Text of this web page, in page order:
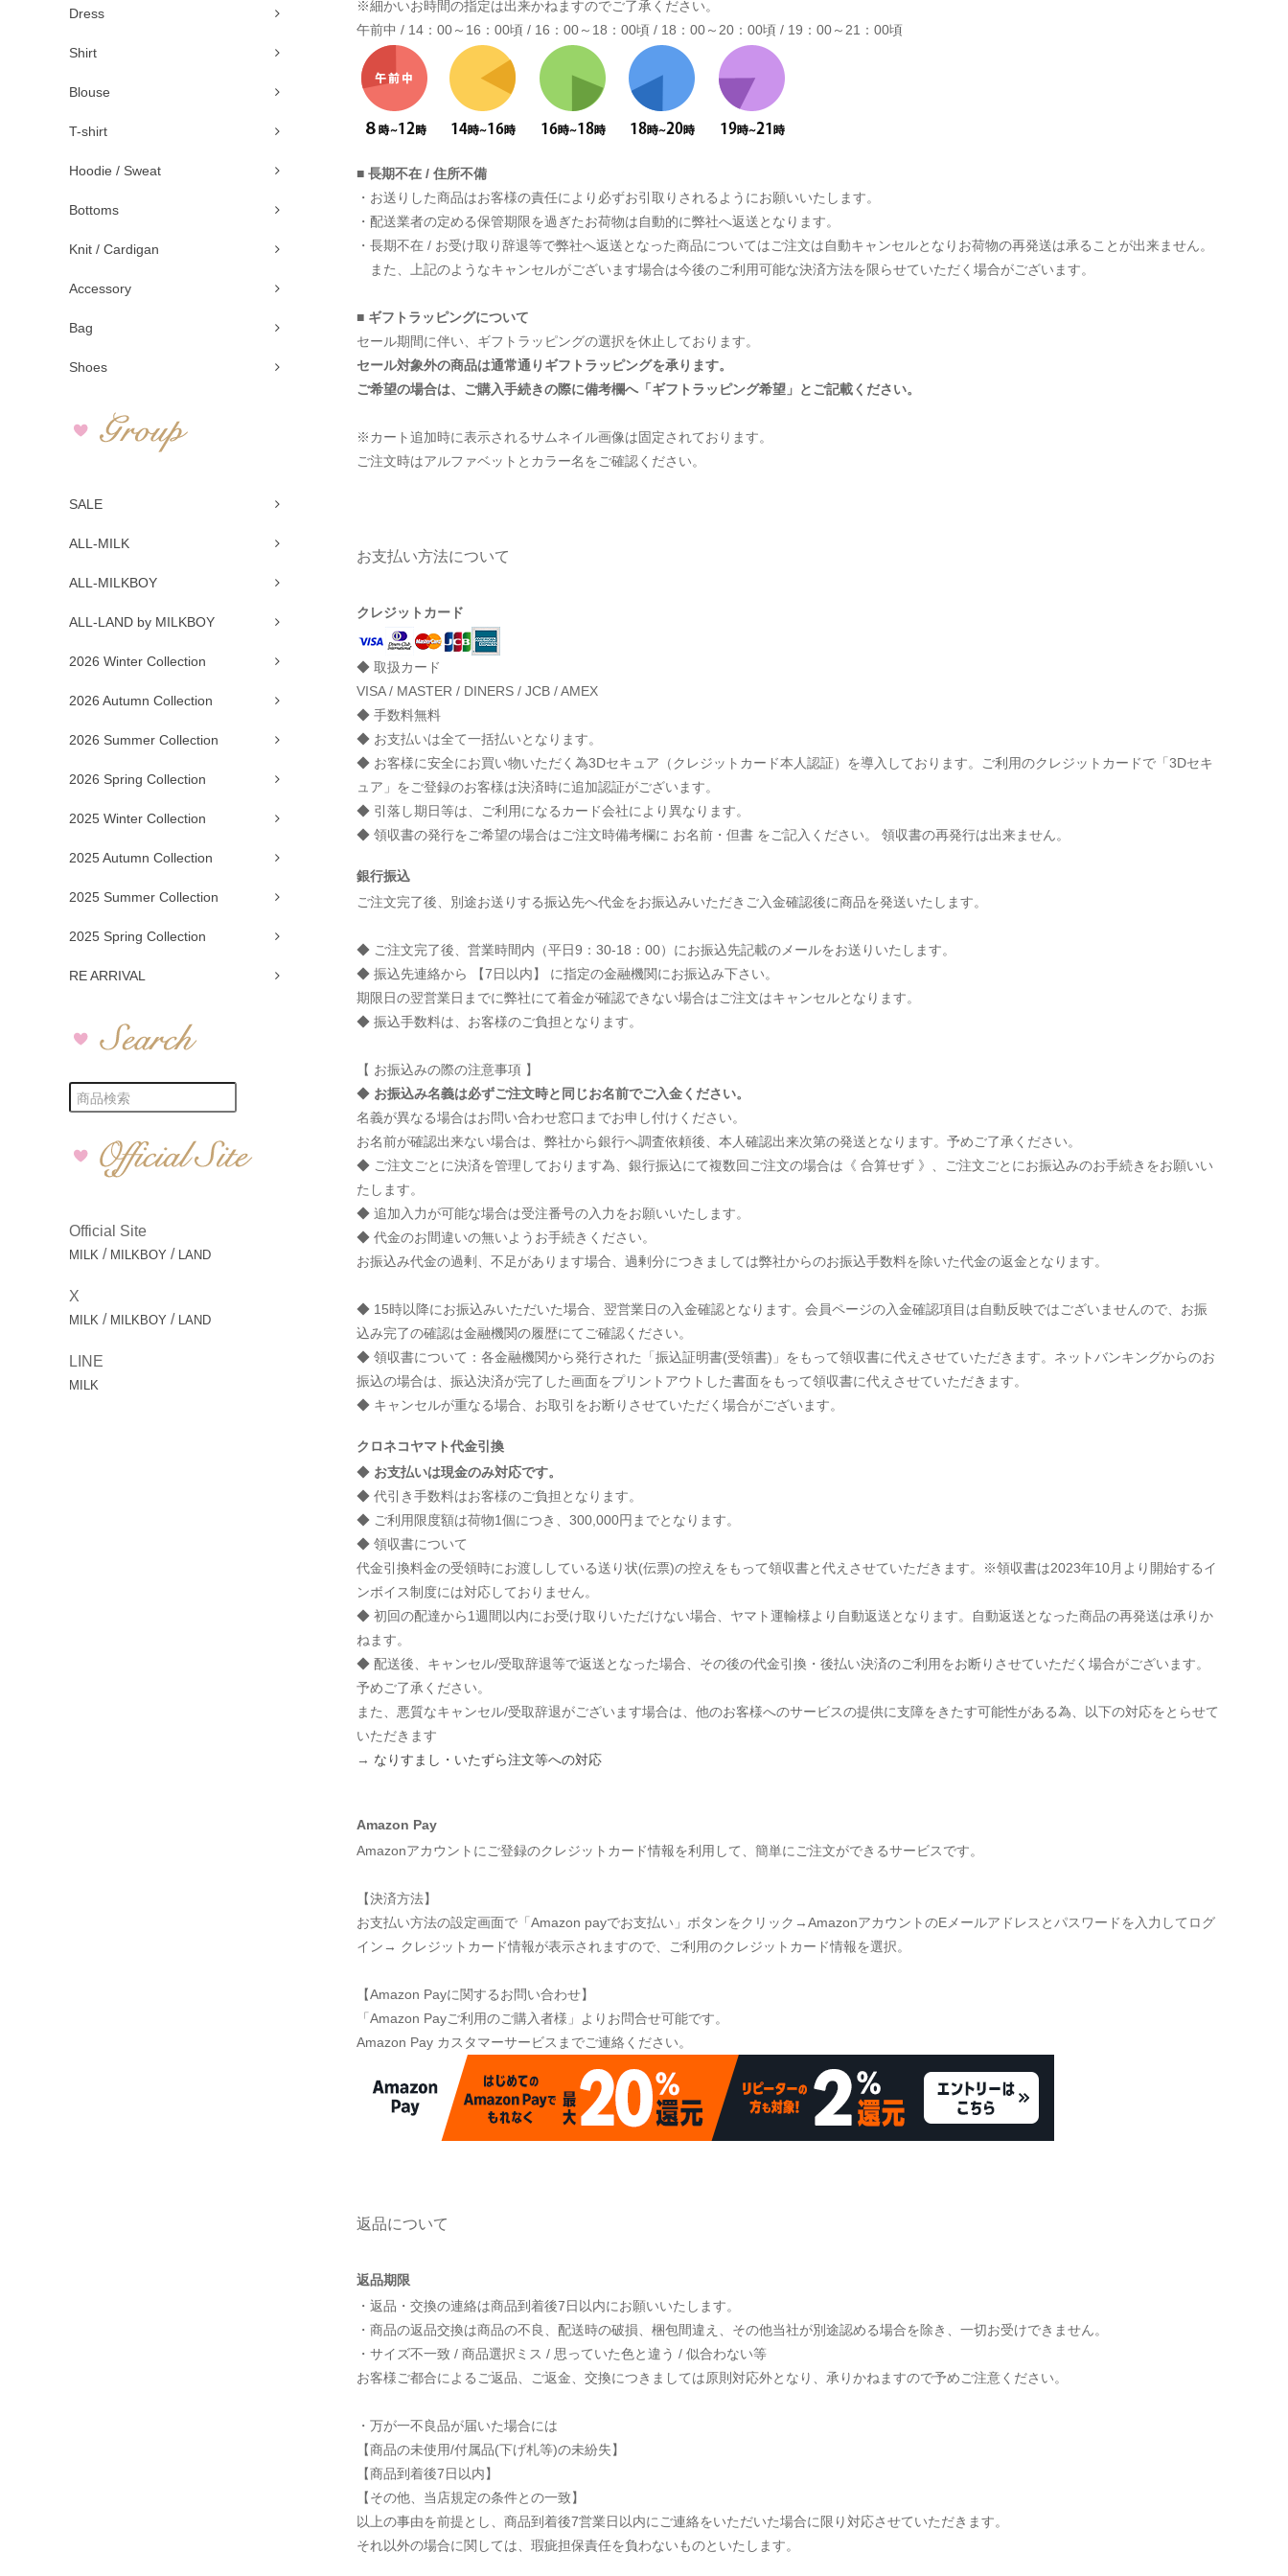
Dress
Shirt
Blouse
T-shirt
Hoodie / Sweat
Bottoms
Knit / Cardigan
Accessory
Bag
Shoes
SALE
ALL-MILK
ALL-MILKBOY
ALL-LAND by MILKBOY
2026 Winter Collection
2026 Autumn Collection
2026 Summer Collection
2026 Spring Collection
2025 Winter Collection
2025 Autumn Collection
2025 Summer Collection
2025 Spring Collection
RE ARRIVAL
Official Site
MILK / MILKBOY / LAND
X
MILK / MILKBOY / LAND
LINE
MILK
※細かいお時間の指定は出来かねますのでご了承ください。
午前中 / 14：00～16：00頃 / 16：00～18：00頃 / 18：00～20：00頃 / 19：00～21：00頃
■ 長期不在 / 住所不備
・お送りした商品はお客様の責任により必ずお引取りされるようにお願いいたします。
・配送業者の定める保管期限を過ぎたお荷物は自動的に弊社へ返送となります。
・長期不在 / お受け取り辞退等で弊社へ返送となった商品についてはご注文は自動キャンセルとなりお荷物の再発送は承ることが出来ません。
また、上記のようなキャンセルがございます場合は今後のご利用可能な決済方法を限らせていただく場合がございます。
■ ギフトラッピングについて
セール期間に伴い、ギフトラッピングの選択を休止しております。
セール対象外の商品は通常通りギフトラッピングを承ります。
ご希望の場合は、ご購入手続きの際に備考欄へ「ギフトラッピング希望」とご記載ください。
※カート追加時に表示されるサムネイル画像は固定されております。
ご注文時はアルファベットとカラー名をご確認ください。
お支払い方法について
クレジットカード
◆ 取扱カード
VISA / MASTER / DINERS / JCB / AMEX
◆ 手数料無料
◆ お支払いは全て一括払いとなります。
◆ お客様に安全にお買い物いただく為3Dセキュア（クレジットカード本人認証）を導入しております。ご利用のクレジットカードで「3Dセキ
ュア」をご登録のお客様は決済時に追加認証がございます。
◆ 引落し期日等は、ご利用になるカード会社により異なります。
◆ 領収書の発行をご希望の場合はご注文時備考欄に お名前・但書 をご記入ください。 領収書の再発行は出来ません。
銀行振込
ご注文完了後、別途お送りする振込先へ代金をお振込みいただきご入金確認後に商品を発送いたします。
◆ ご注文完了後、営業時間内（平日9：30-18：00）にお振込先記載のメールをお送りいたします。
◆ 振込先連絡から 【7日以内】 に指定の金融機関にお振込み下さい。
期限日の翌営業日までに弊社にて着金が確認できない場合はご注文はキャンセルとなります。
◆ 振込手数料は、お客様のご負担となります。
【 お振込みの際の注意事項 】
◆ お振込み名義は必ずご注文時と同じお名前でご入金ください。
名義が異なる場合はお問い合わせ窓口までお申し付けください。
お名前が確認出来ない場合は、弊社から銀行へ調査依頼後、本人確認出来次第の発送となります。予めご了承ください。
◆ ご注文ごとに決済を管理しております為、銀行振込にて複数回ご注文の場合は《 合算せず 》、ご注文ごとにお振込みのお手続きをお願いい
たします。
◆ 追加入力が可能な場合は受注番号の入力をお願いいたします。
◆ 代金のお間違いの無いようお手続きください。
お振込み代金の過剰、不足があります場合、過剰分につきましては弊社からのお振込手数料を除いた代金の返金となります。
◆ 15時以降にお振込みいただいた場合、翌営業日の入金確認となります。会員ページの入金確認項目は自動反映ではございませんので、お振
込み完了の確認は金融機関の履歴にてご確認ください。
◆ 領収書について：各金融機関から発行された「振込証明書(受領書)」をもって領収書に代えさせていただきます。ネットバンキングからのお
振込の場合は、振込決済が完了した画面をプリントアウトした書面をもって領収書に代えさせていただきます。
◆ キャンセルが重なる場合、お取引をお断りさせていただく場合がございます。
クロネコヤマト代金引換
◆ お支払いは現金のみ対応です。
◆ 代引き手数料はお客様のご負担となります。
◆ ご利用限度額は荷物1個につき、300,000円までとなります。
◆ 領収書について
代金引換料金の受領時にお渡ししている送り状(伝票)の控えをもって領収書と代えさせていただきます。※領収書は2023年10月より開始するイ
ンボイス制度には対応しておりません。
◆ 初回の配達から1週間以内にお受け取りいただけない場合、ヤマト運輸様より自動返送となります。自動返送となった商品の再発送は承りか
ねます。
◆ 配送後、キャンセル/受取辞退等で返送となった場合、その後の代金引換・後払い決済のご利用をお断りさせていただく場合がございます。
予めご了承ください。
また、悪質なキャンセル/受取辞退がございます場合は、他のお客様へのサービスの提供に支障をきたす可能性がある為、以下の対応をとらせて
いただきます
→ なりすまし・いたずら注文等への対応
Amazon Pay
Amazonアカウントにご登録のクレジットカード情報を利用して、簡単にご注文ができるサービスです。
【決済方法】
お支払い方法の設定画面で「Amazon payでお支払い」ボタンをクリック→AmazonアカウントのEメールアドレスとパスワードを入力してログ
イン→ クレジットカード情報が表示されますので、ご利用のクレジットカード情報を選択。
【Amazon Payに関するお問い合わせ】
「Amazon Payご利用のご購入者様」よりお問合せ可能です。
Amazon Pay カスタマーサービスまでご連絡ください。
返品について
返品期限
・返品・交換の連絡は商品到着後7日以内にお願いいたします。
・商品の返品交換は商品の不良、配送時の破損、梱包間違え、その他当社が別途認める場合を除き、一切お受けできません。
・サイズ不一致 / 商品選択ミス / 思っていた色と違う / 似合わない等
お客様ご都合によるご返品、ご返金、交換につきましては原則対応外となり、承りかねますので予めご注意ください。
・万が一不良品が届いた場合には
【商品の未使用/付属品(下げ札等)の未紛失】
【商品到着後7日以内】
【その他、当店規定の条件との一致】
以上の事由を前提とし、商品到着後7営業日以内にご連絡をいただいた場合に限り対応させていただきます。
それ以外の場合に関しては、瑕疵担保責任を負わないものといたします。